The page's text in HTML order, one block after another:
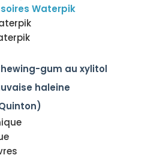
Waterpik
gum au xylitol
haleine